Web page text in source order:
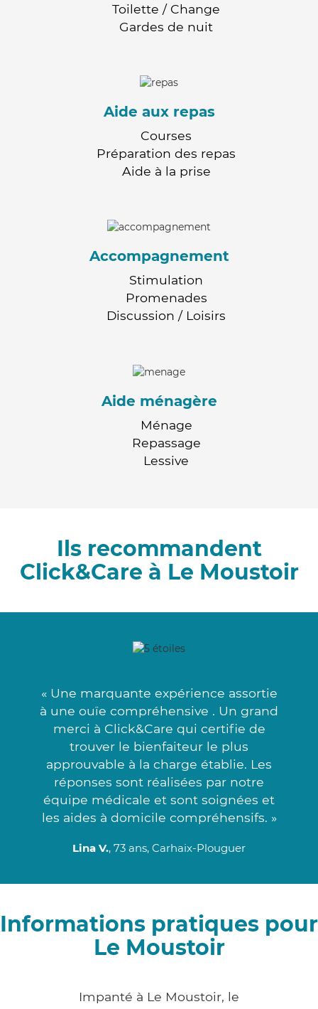
Toilette / Change
Gardes de nuit
Aide aux repas
Courses
Préparation des repas
Aide à la prise
Accompagnement
Stimulation
Promenades
Discussion / Loisirs
Aide ménagère
Ménage
Repassage
Lessive
Ils recommandent
Click&Care à Le Moustoir
« Une marquante expérience assortie
à une ouïe compréhensive . Un grand
merci à Click&Care qui certifie de
trouver le bienfaiteur le plus
approuvable à la charge établie. Les
réponses sont réalisées par notre
équipe médicale et sont soignées et
les aides à domicile compréhensifs. »
Lina V., 73 ans, Carhaix-Plouguer
Informations pratiques pour
Le Moustoir
Impanté à Le Moustoir, le